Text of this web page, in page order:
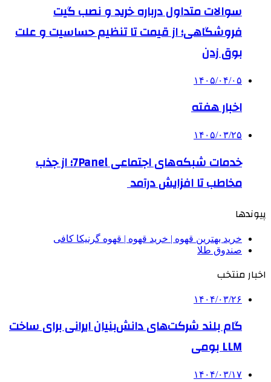
سوالات متداول درباره خرید و نصب گیت
فروشگاهی؛ از قیمت تا تنظیم حساسیت و علت
بوق زدن
۱۴۰۵/۰۴/۰۵
اخبار هفته
۱۴۰۵/۰۳/۲۵
خدمات شبکه‌های اجتماعی 7Panel؛ از جذب
مخاطب تا افزایش درآمد
پیوندها
خرید بهترین قهوه | خرید قهوه | قهوه گرنیکا کافی
صندوق طلا
اخبار منتخب
۱۴۰۴/۰۳/۲۶
گام بلند شرکت‌های دانش‌بنیان ایرانی برای ساخت
LLM بومی
۱۴۰۴/۰۳/۱۷